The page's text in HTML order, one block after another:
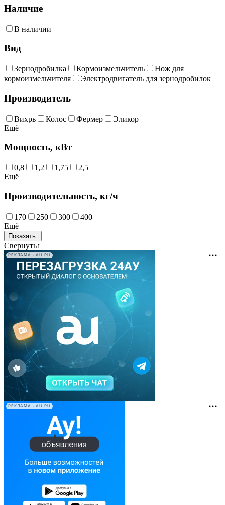
Наличие
В наличии
Вид
Зернодробилка Кормоизмельчитель
Нож для
кормоизмельчителя
Электродвигатель для зернодробилок
Производитель
Вихрь Колос Фермер
Эликор
Ещё
Мощность, кВт
0,8 1,2 1,75
2,5
Ещё
Производительность, кг/ч
170 250 300
400
Ещё
Свернуть↑
РЕКЛАМА • AU.RU
РЕКЛАМА • AU.RU